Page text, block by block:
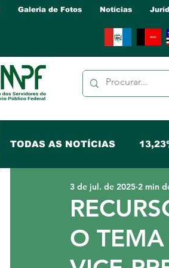
Galeria de Fotos Notícias
TODAS AS NOTÍCIAS
NUCLEO PB NUCLEO
NUCLEO PA NUCLEO PI
O
3 de jul. de 2025 2 min